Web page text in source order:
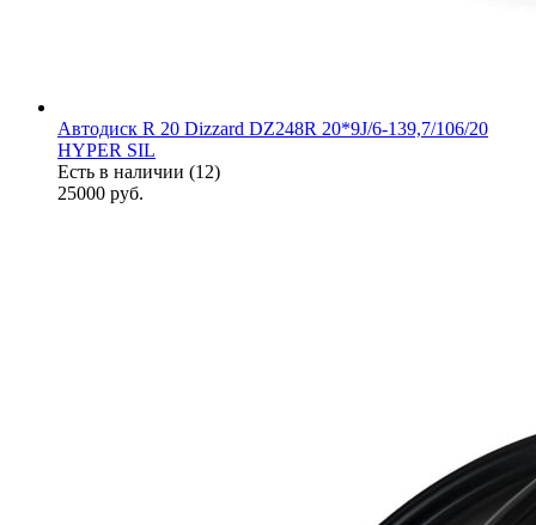
Автодиск R 20 Dizzard DZ248R 20*9J/6-139,7/106/20
HYPER SIL
Есть в наличии (12)
25000 руб.